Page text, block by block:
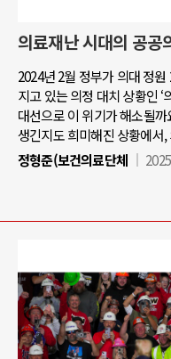
의료재난 시대의 공공
2024년 2월 정부가 의대 정
지고 있는 의정 대치 상황인
대선으로 이 위기가 해소될
생긴지도 희미해진 상황에서
정형준(보건의료단체